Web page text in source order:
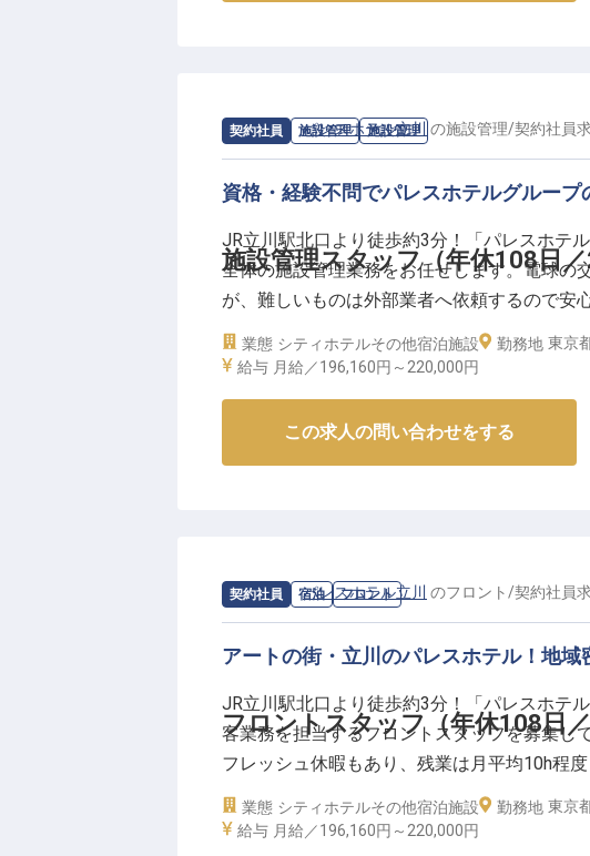
契約社員 施設管理 施設管理
施設管理スタッフ（年休108日
求人情報：パレスホテル立川 の施設管理/契約社員
資格・経験不問でパレスホテルグループ
JR立川駅北口より徒歩約3分！「パレスホテ
全体の施設管理業務をお任せします。電球の
が、難しいものは外部業者へ依頼するので安
シュ休暇もあり、残業は月平均10h程度と少
ない方もパレスホテルグループの一員として
【この企業・施設について】
業態 シティホテルその他宿泊施設 勤務地 東京
給与 月給／196,160円～ 220,000円
この求人の問い合わせをする
契約社員 宿泊 フロント
フロントスタッフ（年休108日
求人情報：パレスホテル立川 のフロント /契約社員
アートの街・立川のパレスホテル！地
JR立川駅北口より徒歩約3分！「パレスホテ
客業務を担当するフロントスタッフを募集し
フレッシュ休暇もあり、残業は月平均10h程
ホテルの質の高いおもてなしを身につけられ
いらっしゃるため、英会話スキルがある方は
業態 シティホテルその他宿泊施設 勤務地 東京
給与 月給／196,160円～ 220,000円